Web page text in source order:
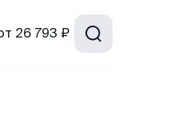
26 793 ₽